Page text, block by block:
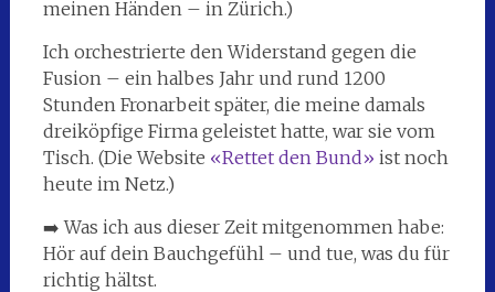
meinen Händen – in Zürich.)
Ich orchestrierte den Widerstand gegen die
Fusion – ein halbes Jahr und rund 1200
Stunden Fronarbeit später, die meine damals
dreiköpfige Firma geleistet hatte, war sie vom
Tisch. (Die Website «Rettet den Bund» ist noch
heute im Netz.)
➡️ Was ich aus dieser Zeit mitgenommen habe:
Hör auf dein Bauchgefühl – und tue, was du für
richtig hältst.